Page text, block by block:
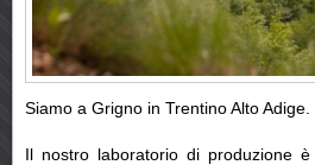
Siamo a Grigno in Trentino Alto Adige.
Il nostro laboratorio di produzione